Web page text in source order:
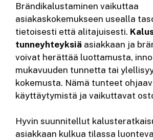
Brändikalustaminen vaikuttaa
asiakaskokemukseen usealla
tietoisesti että alitajuisesti.
tunneyhteyksiä asiakkaan ja
voivat herättää luottamusta,
mukavuuden tunnetta tai
kokemusta. Nämä tunteet
käyttäytymistä ja vaikuttavat
Hyvin suunnitellut
asiakkaan kulkua tilassa